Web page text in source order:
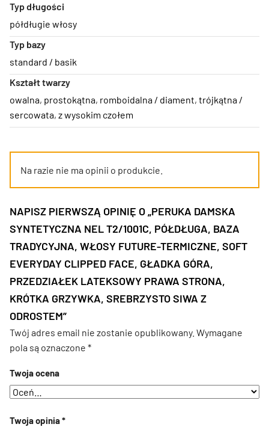
Typ długości
półdługie włosy
Typ bazy
standard / basik
Kształt twarzy
owalna, prostokątna, romboidalna / diament, trójkątna /
sercowata, z wysokim czołem
Na razie nie ma opinii o produkcie.
NAPISZ PIERWSZĄ OPINIĘ O „PERUKA DAMSKA
SYNTETYCZNA NEL T2/1001C, PÓŁDŁUGA, BAZA
TRADYCYJNA, WŁOSY FUTURE-TERMICZNE, SOFT
EVERYDAY CLIPPED FACE, GŁADKA GÓRA,
PRZEDZIAŁEK LATEKSOWY PRAWA STRONA,
KRÓTKA GRZYWKA, SREBRZYSTO SIWA Z
ODROSTEM”
Twój adres email nie zostanie opublikowany. Wymagane
pola są oznaczone *
Twoja ocena
Twoja opinia*